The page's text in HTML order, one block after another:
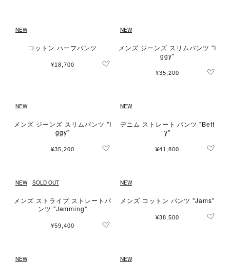
NEW
コットン ハーフパンツ
¥18,700
NEW
メンズ ジーンズ スリムパンツ "I
ggy"
¥35,200
NEW
メンズ ジーンズ スリムパンツ "I
ggy"
¥35,200
NEW
デニム ストレート パンツ "Bett
y"
¥41,800
NEW SOLD OUT
メンズ ストライプ ストレートパ
ンツ "Jamming"
¥59,400
NEW
メンズ コットン パンツ "Jams"
¥38,500
NEW NEW